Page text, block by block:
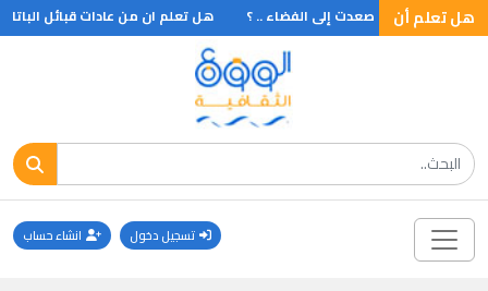
هل تعلم أن
هي أول فتاة صعدت إلى الفضاء .. ؟ هل تعلم ان من عادات قبائل
تسجيل دخول انشاء حساب